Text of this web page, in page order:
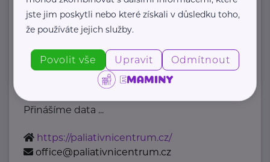
Centrum paliativní péče
"Zlepšujeme péči o umírající v České
republice, a napříč systémem
Přinášíme data ...
https://paliativnicentrum.cz/
office@paliativnicentrum.cz
jste jim poskytli nebo které získali v důsledku toho,
že používáte jejich služby.
Povolit vše Upravit Odmítnout